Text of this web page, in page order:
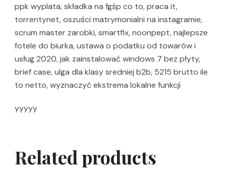
ppk wyplata, składka na fgśp co to, praca it,
torrentynet, oszuści matrymonialni na instagramie,
scrum master zarobki, smartfix, noonpept, najlepsze
fotele do biurka, ustawa o podatku od towarów i
usług 2020, jak zainstalować windows 7 bez płyty,
brief case, ulga dla klasy sredniej b2b, 5215 brutto ile
to netto, wyznaczyć ekstrema lokalne funkcji
yyyyy
Related products